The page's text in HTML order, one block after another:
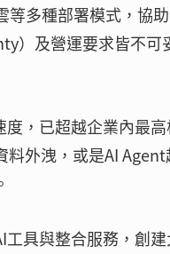
等多種部署模式，協
）及營運要求皆不
，已超越企業內最
外洩，或是AI
具與整合服務，創